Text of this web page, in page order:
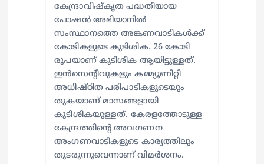
കേന്ദ്രാവിഷ്‌കൃത പദ്ധതിയായ
പോഷന്‍ അഭിയാനില്‍
സംസ്ഥാനത്തെ അങ്കണവാടികള്‍ക്ക്
കോടികളുടെ കുടിശിക. 26 കോടി
രൂപയാണ് കുടിശിക ആയിട്ടുള്ളത്.
ഇന്‍സെന്റിവുകളും കമ്മ്യൂണിറ്റി
അധിഷ്ഠിത പരിപാടികളുടെയും
തുകയാണ് മാസങ്ങളായി
കുടിശികയുള്ളത്. കേരളത്തോടുള്ള
കേന്ദ്രത്തിന്റെ അവഗണന
അംഗണവാടികളുടെ കാര്യത്തിലും
തുടരുന്നുവെന്നാണ് വിമര്‍ശനം.